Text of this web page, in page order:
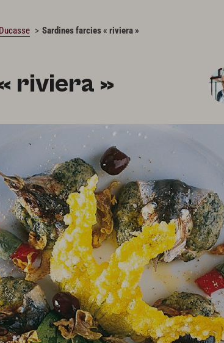
Sardines farcies « riviera »
riviera »